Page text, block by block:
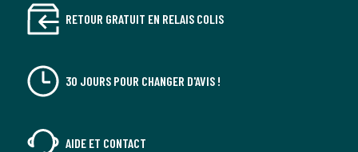
RETOUR GRATUIT EN RELAIS COLIS
30 JOURS POUR CHANGER D'AVIS !
AIDE ET CONTACT